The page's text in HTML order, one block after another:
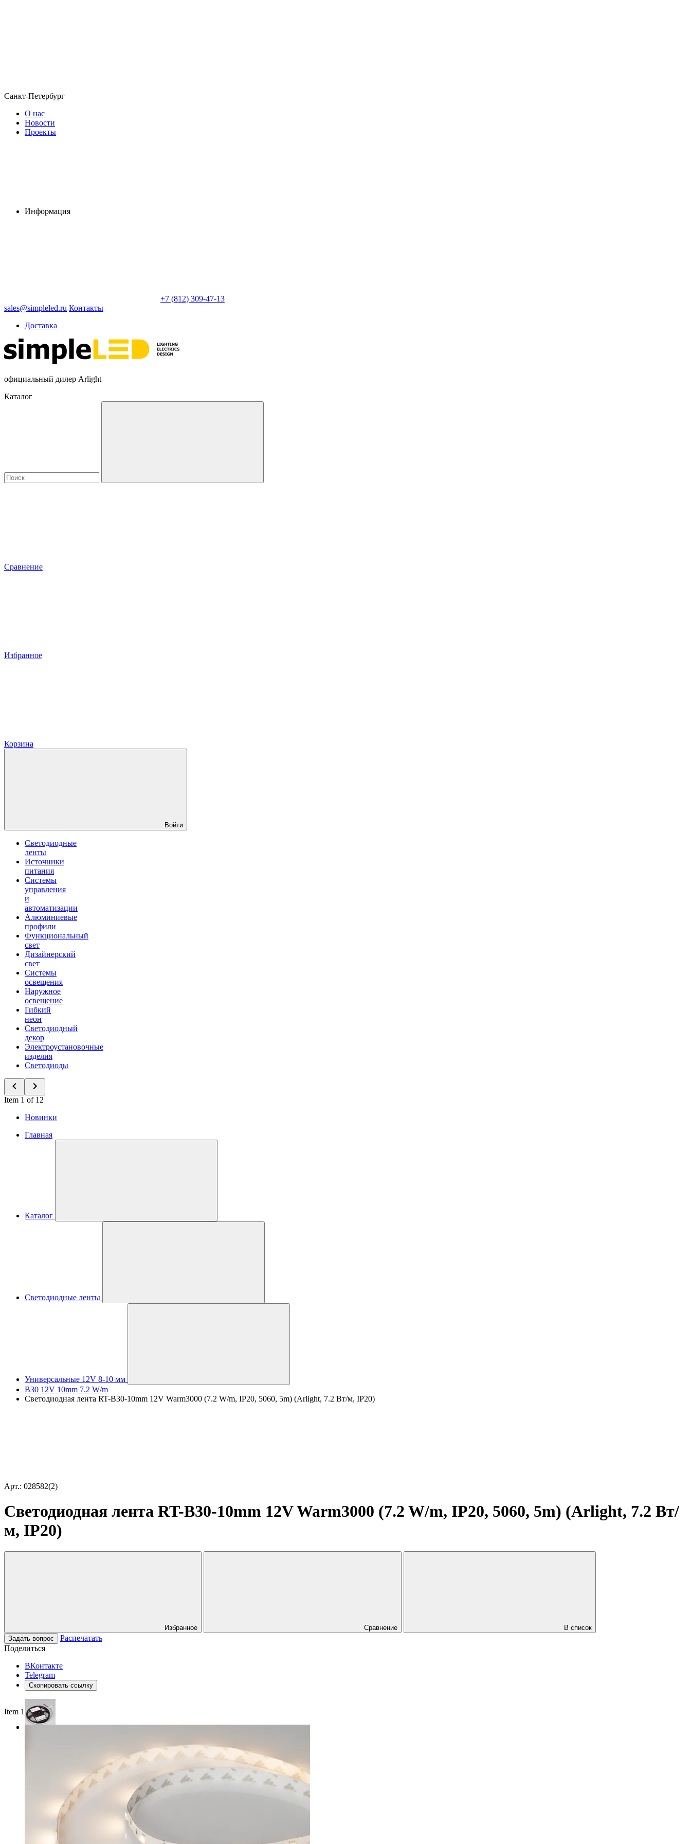
Санкт-Петербург
О нас
Новости
Проекты
Информация
+7 (812) 309-47-13
sales@simpleled.ru Контакты
Доставка
официальный дилер Arlight
Каталог
Сравнение
Избранное
Корзина
Войти
Светодиодные
ленты
Источники
питания
Системы
управления
и
автоматизации
Алюминиевые
профили
Функциональный
свет
Дизайнерский
свет
Системы
освещения
Наружное
освещение
Гибкий
неон
Светодиодный
декор
Электроустановочные
изделия
Светодиоды
Item 1 of 12
Новинки
Главная
Каталог
Светодиодные ленты
Универсальные 12V 8-10 мм
B30 12V 10mm 7.2 W/m
Светодиодная лента RT-B30-10mm 12V Warm3000 (7.2 W/m, IP20, 5060, 5m) (Arlight, 7.2 Вт/м, IP20)
Арт.: 028582(2)
Светодиодная лента RT-B30-10mm 12V Warm3000 (7.2 W/m, IP20, 5060, 5m) (Arlight, 7.2 Вт/
м, IP20)
Избранное Сравнение
В список
Задать вопрос
Распечатать
Поделиться
ВКонтакте
Telegram
Скопировать ссылку
Item 1 of 3